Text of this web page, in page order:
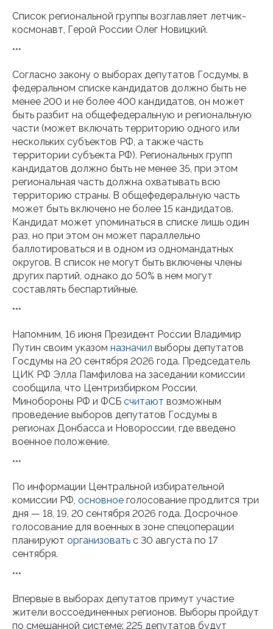
Список региональной группы возглавляет летчик-
космонавт, Герой России Олег Новицкий.
***
Согласно закону о выборах депутатов Госдумы, в
федеральном списке кандидатов должно быть не
менее 200 и не более 400 кандидатов, он может
быть разбит на общефедеральную и региональную
части (может включать территорию одного или
нескольких субъектов РФ, а также часть
территории субъекта РФ). Региональных групп
кандидатов должно быть не менее 35, при этом
региональная часть должна охватывать всю
территорию страны. В общефедеральную часть
может быть включено не более 15 кандидатов.
Кандидат может упоминаться в списке лишь один
раз, но при этом он может параллельно
баллотироваться и в одном из одномандатных
округов. В список не могут быть включены члены
других партий, однако до 50% в нем могут
составлять беспартийные.
***
Напомним, 16 июня Президент России Владимир
Путин своим указом назначил выборы депутатов
Госдумы на 20 сентября 2026 года. Председатель
ЦИК РФ Элла Памфилова на заседании комиссии
сообщила, что Центризбирком России,
Минобороны РФ и ФСБ считают возможным
проведение выборов депутатов Госдумы в
регионах Донбасса и Новороссии, где введено
военное положение.
***
По информации Центральной избирательной
комиссии РФ, основное голосование продлится три
дня — 18, 19, 20 сентября 2026 года. Досрочное
голосование для военных в зоне спецоперации
планируют организовать с 30 августа по 17
сентября.
***
Впервые в выборах депутатов примут участие
жители воссоединенных регионов. Выборы пройдут
по смешанной системе: 225 депутатов будут